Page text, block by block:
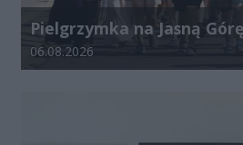
Pielgrzymka na Jasną
Data dodania galerii:
06.08.2026